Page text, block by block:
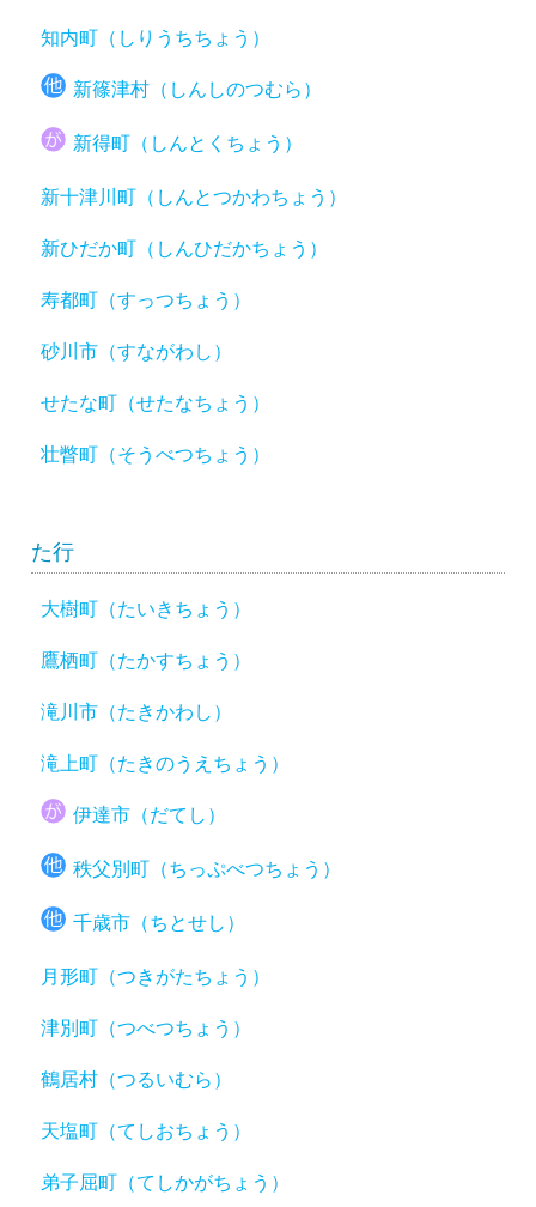
知内町（しりうちちょう）
新篠津村（しんしのつむら）
新得町（しんとくちょう）
新十津川町（しんとつかわちょう）
新ひだか町（しんひだかちょう）
寿都町（すっつちょう）
砂川市（すながわし）
せたな町（せたなちょう）
壮瞥町（そうべつちょう）
た行
大樹町（たいきちょう）
鷹栖町（たかすちょう）
滝川市（たきかわし）
滝上町（たきのうえちょう）
伊達市（だてし）
秩父別町（ちっぷべつちょう）
千歳市（ちとせし）
月形町（つきがたちょう）
津別町（つべつちょう）
鶴居村（つるいむら）
天塩町（てしおちょう）
弟子屈町（てしかがちょう）